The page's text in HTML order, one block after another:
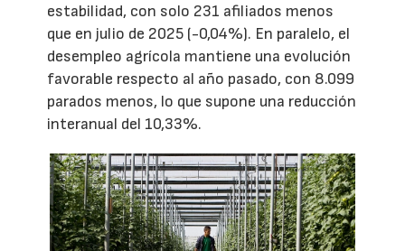
estabilidad, con solo 231 afiliados menos
que en julio de 2025 (-0,04%). En paralelo, el
desempleo agrícola mantiene una evolución
favorable respecto al año pasado, con 8.099
parados menos, lo que supone una reducción
interanual del 10,33%.